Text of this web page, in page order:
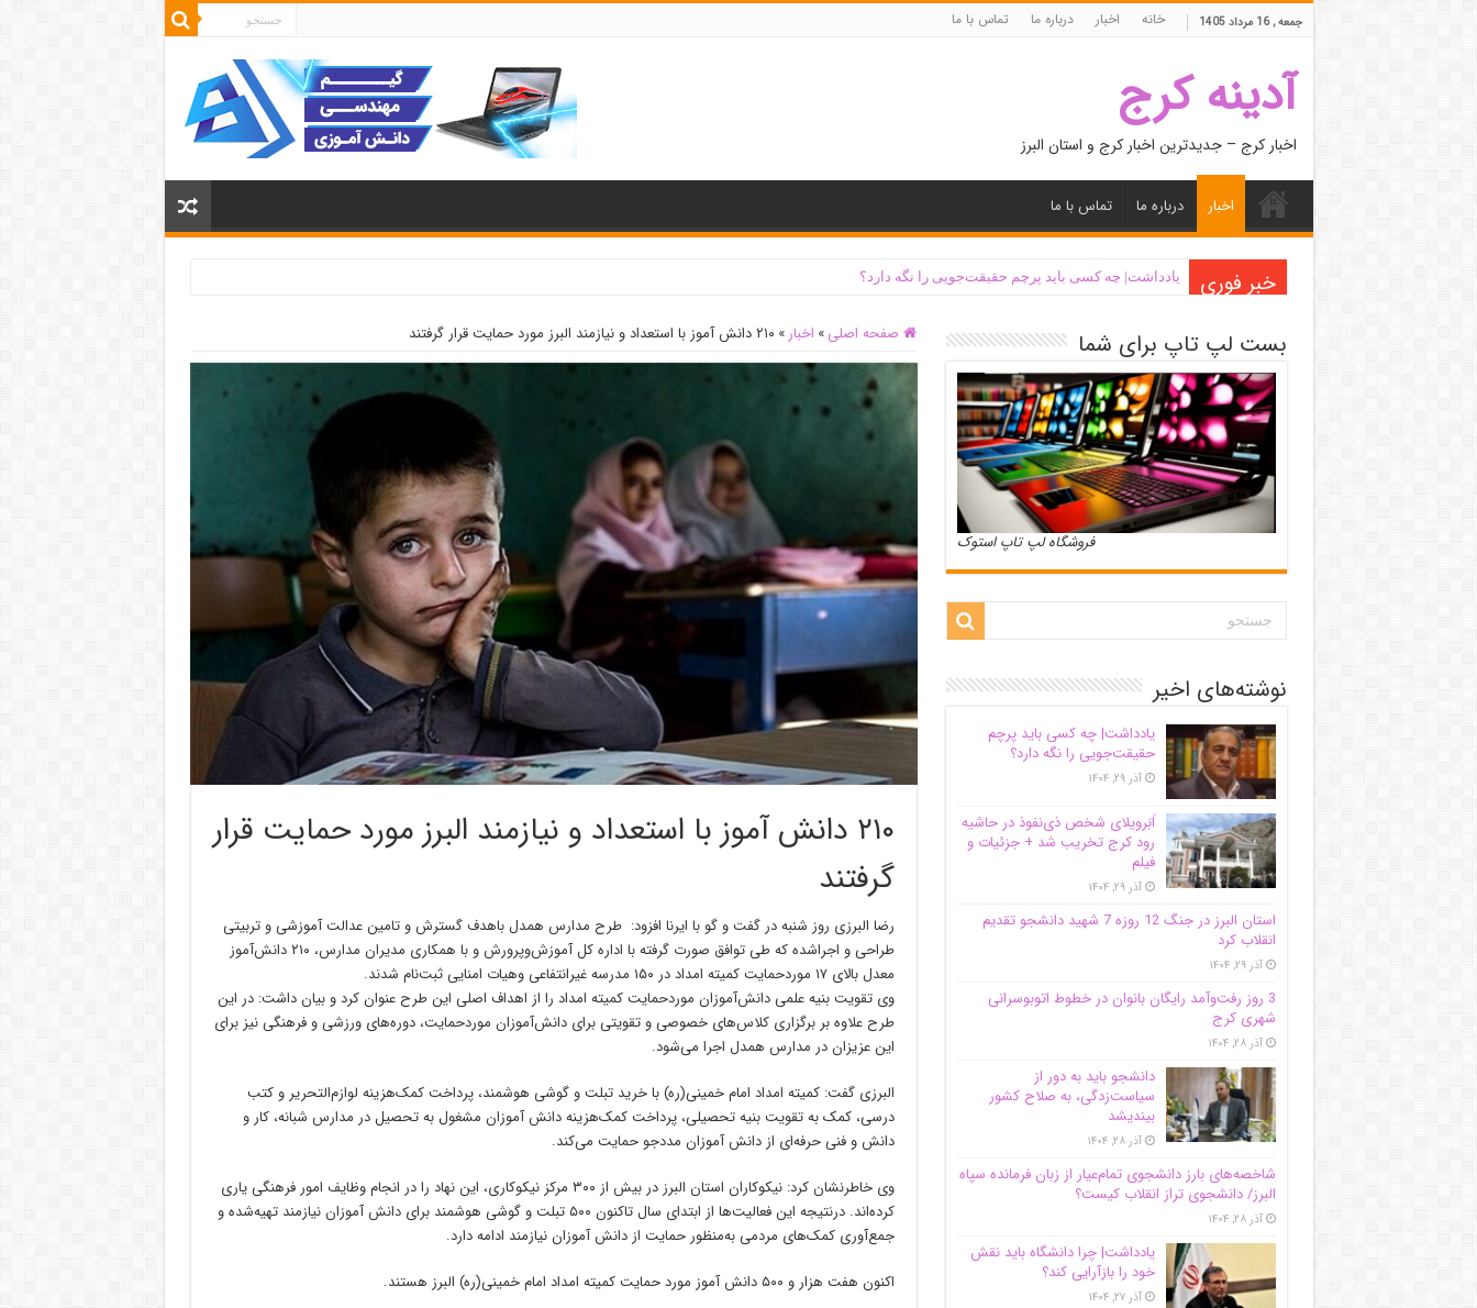
جمعه , 16 مرداد 1405 خانه اخبار درباره ما تماس با ما
آدینه کرج
اخبار کرج – جدیدترین اخبار کرج و استان البرز
اخبار درباره ما تماس با ما
خبر فوری یادداشت| ‌چه کسی باید پرچم حقیقت‌جویی را نگه دارد؟
صفحه اصلی » اخبار » ۲۱۰ دانش آموز با استعداد و نیازمند البرز مورد حمایت قرار گرفتند
۲۱۰ دانش آموز با استعداد و نیازمند البرز مورد حمایت قرار
گرفتند
رضا البرزی روز شنبه در گفت و گو با ایرنا افزود: طرح مدارس همدل باهدف گسترش و تامین عدالت آموزشی و تربیتی
طراحی و اجراشده که طی توافق صورت گرفته با اداره کل آموزش‌وپرورش و با همکاری مدیران مدارس، ۲۱۰ دانش‌آموز
معدل بالای ۱۷ موردحمایت کمیته امداد در ۱۵۰ مدرسه غیرانتفاعی وهیات امنایی ثبت‌نام شدند.
وی تقویت بنیه علمی دانش‌آموزان موردحمایت کمیته امداد را از اهداف اصلی این طرح عنوان کرد و بیان داشت: در این
طرح علاوه بر برگزاری کلاس‌های خصوصی و تقویتی برای دانش‌آموزان موردحمایت، دوره‌های ورزشی و فرهنگی نیز برای
این عزیزان در مدارس همدل اجرا می‌شود.
البرزی گفت: کمیته امداد امام خمینی(ره) با خرید تبلت و گوشی هوشمند، پرداخت کمک‌هزینه لوازم‌التحریر و کتب
درسی، کمک به تقویت بنیه تحصیلی، پرداخت کمک‌هزینه دانش آموزان مشغول به تحصیل در مدارس شبانه، کار و
دانش و فنی حرفه‌ای از دانش آموزان مددجو حمایت می‌کند.
وی خاطرنشان کرد: نیکوکاران استان البرز در بیش از ۳۰۰ مرکز نیکوکاری، این نهاد را در انجام وظایف امور فرهنگی یاری
کرده‌اند. درنتیجه این فعالیت‌ها از ابتدای سال تاکنون ۵۰۰ تبلت و گوشی هوشمند برای دانش آموزان نیازمند تهیه‌شده و
جمع‌آوری کمک‌های مردمی به‌منظور حمایت از دانش آموزان نیازمند ادامه دارد.
اکنون هفت هزار و ۵۰۰ دانش آموز مورد حمایت کمیته امداد امام خمینی(ره) البرز هستند.
بست لپ تاپ برای شما
فروشگاه لپ تاپ استوک
نوشته‌های اخیر
یادداشت| ‌چه کسی باید پرچم
حقیقت‌جویی را نگه دارد؟
آذر ۲۹, ۱۴۰۴
اَبَر‌ویلای شخص ذی‌نفوذ در حاشیه‌
رود کرج تخریب شد + جزئیات و
فیلم
آذر ۲۹, ۱۴۰۴
استان البرز در جنگ 12 روزه 7 شهید دانشجو تقدیم
انقلاب کرد
آذر ۲۹, ۱۴۰۴
3 روز رفت‌وآمد رایگان بانوان در خطوط اتوبوسرانی
شهری کرج
آذر ۲۸, ۱۴۰۴
دانشجو باید به دور از
سیاست‌زدگی، به صلاح کشور
بیندیشد
آذر ۲۸, ۱۴۰۴
شاخصه‌های بارز دانشجوی تمام‌عیار از زبان فرمانده سپاه
البرز/ دانشجوی تراز انقلاب کیست؟
آذر ۲۸, ۱۴۰۴
یادداشت| چرا دانشگاه باید نقش
خود را بازآرایی کند؟
آذر ۲۷, ۱۴۰۴